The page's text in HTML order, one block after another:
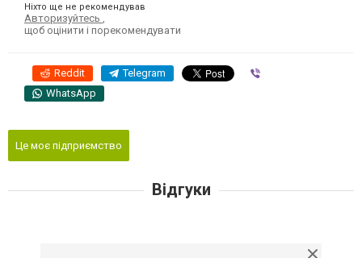
Ніхто ще не рекомендував
Авторизуйтесь
щоб оцінити і порекомендувати
Reddit Telegram
WhatsApp
Це моє підприємство
Відгуки